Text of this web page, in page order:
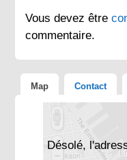
Vous devez être
commentaire.
Map Contact
Désolé,